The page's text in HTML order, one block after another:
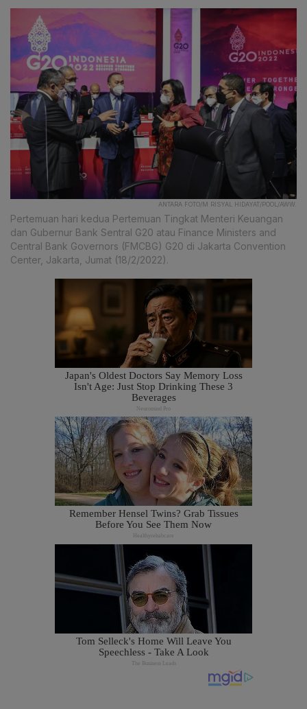
ANTARA FOTO/M RISYAL HIDAYAT/POOL/AWW.
Pertemuan hari kedua Pertemuan Tingkat Menteri Keuangan
dan Gubernur Bank Sentral G20 atau Finance Ministers and
Central Bank Governors (FMCBG) G20 di Jakarta Convention
Center, Jakarta, Jumat (18/2/2022).